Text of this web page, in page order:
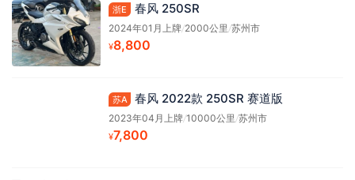
浙E 春风 250SR
2024年01月上牌/2000公里 /苏州市
¥8,800
苏A 春风 2022款 250SR 赛道版
2023年04月上牌/10000公里 /苏州市
¥7,800